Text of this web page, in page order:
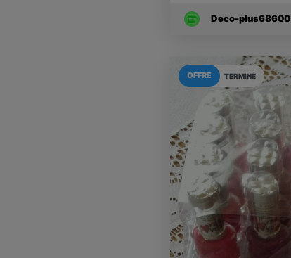
Deco-plus68600
TERMINÉ
OFFRE